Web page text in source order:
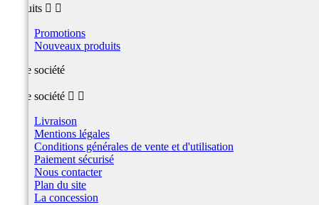
produits  
Promotions
Nouveaux produits
Notre société
Notre société  
Livraison
Mentions légales
Conditions générales de vente et d'utilisation
Paiement sécurisé
Nous contacter
Plan du site
La concession